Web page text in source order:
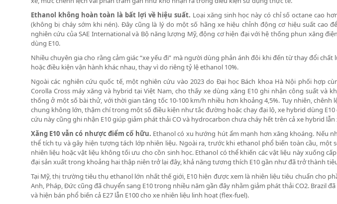
Ethanol không hoàn toàn là bất lợi về hiệu suất. Loại xăng sinh học này có chỉ số octane cao
(không bị cháy sớm khi nén). Đây cũng là lý do một số hãng xe hiệu chỉnh động cơ hiệu suất cao
nghiên cứu của SAE International và Bộ năng lượng Mỹ, động cơ hiện đại với hệ thống phun xăng
dùng E10.
Nhiều chuyên gia cho rằng cảm giác “xe yếu đi” mà người dùng phản ánh đôi khi đến từ thay đổi
hoặc điều kiện vận hành khác nhau, thay vì do riêng tỷ lệ ethanol 10%.
Ngoài các nghiên cứu quốc tế, một nghiên cứu vào 2023 do Đại học Bách khoa Hà Nội phối hợp
Corolla Cross máy xăng và hybrid tại Việt Nam, cho thấy xe dùng xăng E10 ghi nhận công suất và
thống ở một số bài thử, với thời gian tăng tốc 10-100 km/h nhiều hơn khoảng 4,5%. Tuy nhiên, chênh
chung không lớn, thậm chí trong một số điều kiện như tắc đường hoặc chạy đại lộ, xe hybrid dùng
cứu này cũng ghi nhận E10 giúp giảm phát thải CO và hydrocarbon chưa cháy hết trên cả xe hybrid
Xăng E10 vẫn có nhược điểm cố hữu. Ethanol có xu hướng hút ẩm mạnh hơn xăng khoáng. Nếu
thể tích tụ và gây hiện tượng tách lớp nhiên liệu. Ngoài ra, trước khi ethanol phổ biến toàn cầu, một
nhiên liệu hoặc vật liệu không tối ưu cho cồn sinh học. Ethanol có thể khiến các vật liệu này xuống
đại sản xuất trong khoảng hai thập niên trở lại đây, khả năng tương thích E10 gần như đã trở thành
Tại Mỹ, thị trường tiêu thụ ethanol lớn nhất thế giới, E10 hiện được xem là nhiên liệu tiêu chuẩn cho
Anh, Pháp, Đức cũng đã chuyển sang E10 trong nhiều năm gần đây nhằm giảm phát thải CO2. Brazil
và hiện bán phổ biến cả E27 lẫn E100 cho xe nhiên liệu linh hoạt (flex-fuel).